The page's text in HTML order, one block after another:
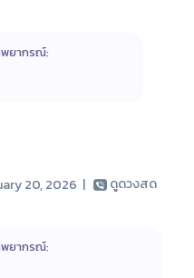
ยากรณ์:
20, 2026 | ดูดวงสด
ยากรณ์: